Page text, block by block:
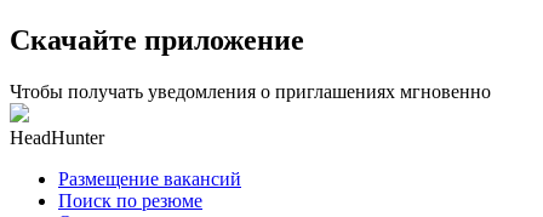
Скачайте приложение
Чтобы получать уведомления о приглашениях мгновенно
HeadHunter
Размещение вакансий
Поиск по резюме